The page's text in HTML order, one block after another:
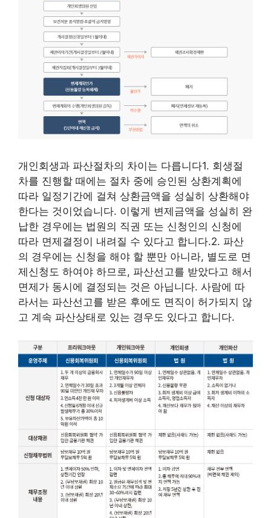
개인회생과 파산절차의 차이는 다릅니다1. 회생절
차를 진행할 때에는 절차 중에 승인된 상환계획에
따라 일정기간에 걸쳐 상환금액을 성실히 상환해야
한다는 것이었습니다. 이렇게 변제금액을 성실히 완
납한 경우에는 법원의 직권 또는 신청인의 신청에
따라 면제결정이 내려질 수 있다고 합니다.2. 파산
의 경우에는 신청을 해야 할 뿐만 아니라, 별도로 면
제신청도 하여야 하므로, 파산선고를 받았다고 해서
면제가 동시에 결정되는 것은 아닙니다. 사람에 따
라서는 파산선고를 받은 후에도 면직이 허가되지 않
고 계속 파산상태로 있는 경우도 있다고 합니다.